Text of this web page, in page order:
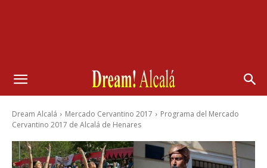
Dream Alcalá Mercado Cervantino 2017
Programa del Mercado
Cervantino 2017 de Alcalá de Henares